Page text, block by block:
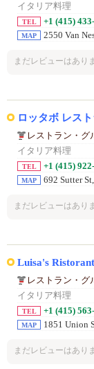
イタリア料理
TEL +1 (415)
MAP 2550 Van
まだレビューはあり
ロッタボ レス
レストラン・グ
イタリア料理
TEL +1 (415)
MAP 692 Sutter St,
まだレビューはあり
Luisa's
レストラン・グ
イタリア料理
TEL +1 (415)
MAP 1851 Union
まだレビューはあり